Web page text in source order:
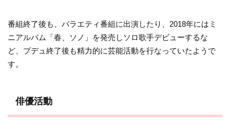
番組終了後も、バラエティ番組に出演したり、2018年にはミ
ニアルバム「春、ソノ」を発売しソロ歌手デビューするな
ど、プデュ終了後も精力的に芸能活動を行なっていたようで
す。
俳優活動